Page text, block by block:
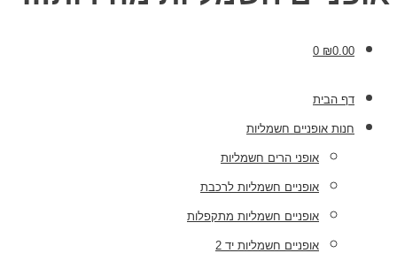
₪0.00
0
דף הבית
חנות אופניים חשמליות
אופני הרים חשמליות
אופניים חשמליות לרכבת
אופניים חשמליות מתקפלות
אופניים חשמליות יד 2